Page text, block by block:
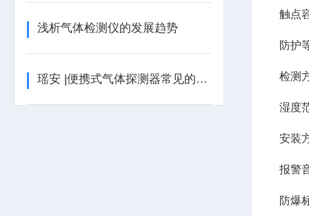
浅析气体检测仪的发展趋势
瑶安 |便携式气体探测器常见的故障应如何处理？
触点
防护
检测
湿度
安装
报警
防爆